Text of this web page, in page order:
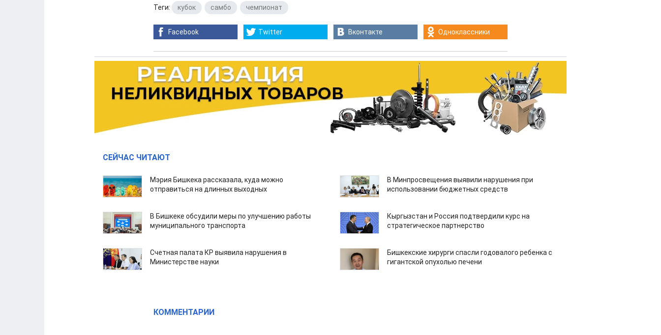
Теги: кубок самбо чемпионат
Facebook Twitter Вконтакте Одноклассники
СЕЙЧАС ЧИТАЮТ
Мэрия Бишкека рассказала, куда можно
отправиться на длинных выходных
В Минпросвещения выявили нарушения при
использовании бюджетных средств
В Бишкеке обсудили меры по улучшению работы
муниципального транспорта
Кыргызстан и Россия подтвердили курс на
стратегическое партнерство
Счетная палата КР выявила нарушения в
Министерстве науки
Бишкекские хирурги спасли годовалого ребенка с
гигантской опухолью печени
КОММЕНТАРИИ